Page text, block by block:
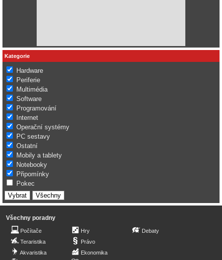
Kategorie
Hardware
Periferie
Multimédia
Software
Programování
Internet
Operační systémy
PC sestavy
Ostatní
Mobily a tablety
Notebooky
Připomínky
Pokec
Všechny poradny
Počítače
Teraristika
Akvaristika
Hry
Právo
Ekonomika
Debaty